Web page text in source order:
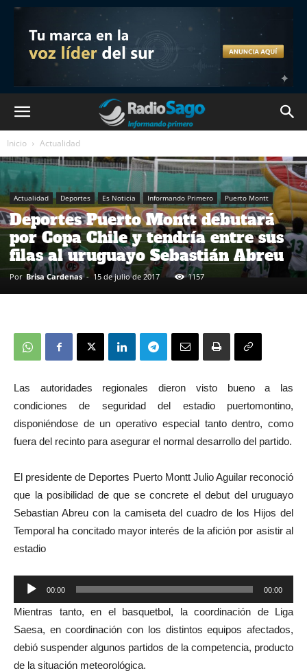
Inicio Actualidad
Actualidad Deportes Es Noticia Informando Primero Puerto Montt
Deportes Puerto Montt debutará
por Copa Chile y tendría entre sus
filas al uruguayo Sebastián Abreu
Por Brisa Cardenas - 15 de julio de 2017 1157
Las autoridades regionales dieron visto bueno a las
condiciones de seguridad del estadio puertomontino,
disponiéndose de un operativo especial tanto dentro, como
fuera del recinto para asegurar el normal desarrollo del partido.
El presidente de Deportes Puerto Montt Julio Aguilar reconoció
que la posibilidad de que se concrete el debut del uruguayo
Sebastian Abreu con la camiseta del cuadro de los Hijos del
Temporal ha concitado mayor interés de la afición por asistir al
estadio
Reproductor
de
audio
00:00 00:00
Mientras tanto, en el basquetbol, la coordinación de Liga
Saesa, en coordinación con los distintos equipos afectados,
debió suspender algunos partidos de la competencia, producto
de la situación meteorológica.